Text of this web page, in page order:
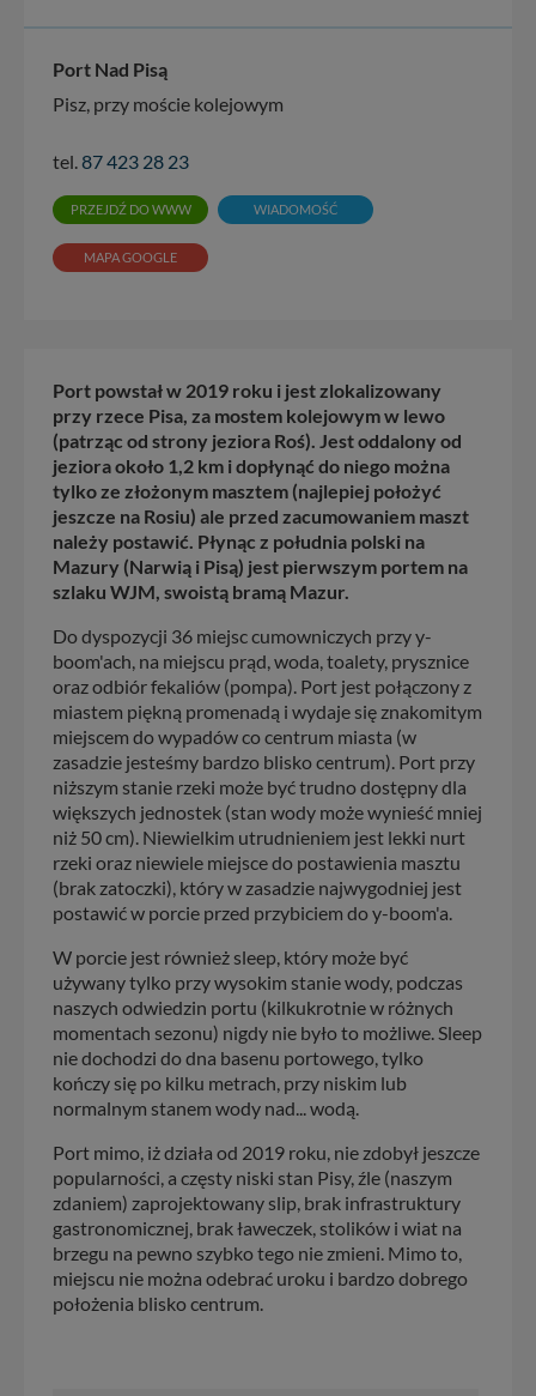
Port Nad Pisą
Pisz, przy moście kolejowym
tel.87 423 28 23
PRZEJDŹ DO WWW WIADOMOŚĆ
MAPA GOOGLE
Port powstał w 2019 roku i jest zlokalizowany
przy rzece Pisa, za mostem kolejowym w lewo
(patrząc od strony jeziora Roś). Jest oddalony od
jeziora około 1,2 km i dopłynąć do niego można
tylko ze złożonym masztem (najlepiej położyć
jeszcze na Rosiu) ale przed zacumowaniem maszt
należy postawić. Płynąc z południa polski na
Mazury (Narwią i Pisą) jest pierwszym portem na
szlaku WJM, swoistą bramą Mazur.
Do dyspozycji 36 miejsc cumowniczych przy y-
boom'ach, na miejscu prąd, woda, toalety, prysznice
oraz odbiór fekaliów (pompa). Port jest połączony z
miastem piękną promenadą i wydaje się znakomitym
miejscem do wypadów co centrum miasta (w
zasadzie jesteśmy bardzo blisko centrum). Port przy
niższym stanie rzeki może być trudno dostępny dla
większych jednostek (stan wody może wynieść mniej
niż 50 cm). Niewielkim utrudnieniem jest lekki nurt
rzeki oraz niewiele miejsce do postawienia masztu
(brak zatoczki), który w zasadzie najwygodniej jest
postawić w porcie przed przybiciem do y-boom'a.
W porcie jest również sleep, który może być
używany tylko przy wysokim stanie wody, podczas
naszych odwiedzin portu (kilkukrotnie w różnych
momentach sezonu) nigdy nie było to możliwe. Sleep
nie dochodzi do dna basenu portowego, tylko
kończy się po kilku metrach, przy niskim lub
normalnym stanem wody nad... wodą.
Port mimo, iż działa od 2019 roku, nie zdobył jeszcze
popularności, a częsty niski stan Pisy, źle (naszym
zdaniem) zaprojektowany slip, brak infrastruktury
gastronomicznej, brak ławeczek, stolików i wiat na
brzegu na pewno szybko tego nie zmieni. Mimo to,
miejscu nie można odebrać uroku i bardzo dobrego
położenia blisko centrum.